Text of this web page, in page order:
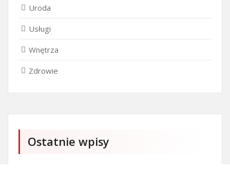
Uroda
Usługi
Wnętrza
Zdrowie
Ostatnie wpisy